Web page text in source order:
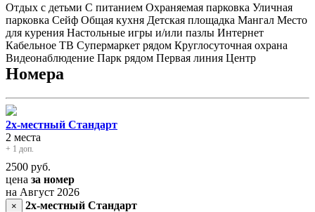
Отдых с детьми С питанием Охраняемая парковка Уличная
парковка Сейф Общая кухня Детская площадка Мангал Место
для курения Настольные игры и/или пазлы Интернет
Кабельное ТВ Супермаркет рядом Круглосуточная охрана
Видеонаблюдение Парк рядом Первая линия Центр
Номера
2х-местный Стандарт
2 места
+ 1 доп.
2500 руб.
цена за номер
на Август 2026
×
2х-местный Стандарт